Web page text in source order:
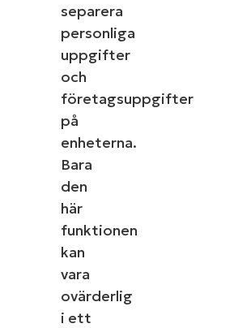
separera
personliga
uppgifter
och
företagsuppgifter
på
enheterna.
Bara
den
här
funktionen
kan
vara
ovärderlig
i ett